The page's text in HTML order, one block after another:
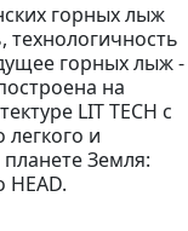
горных лыж
технологичность
горных лыж -
на
LIT TECH с
и
Земля:
HEAD.